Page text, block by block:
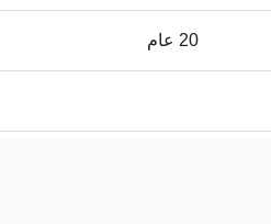
20 عام